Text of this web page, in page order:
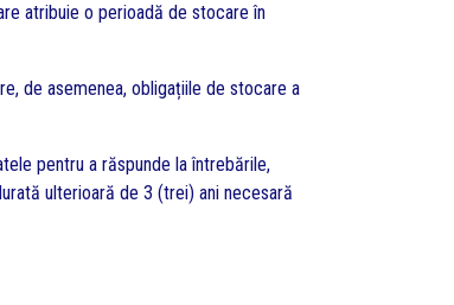
atribuie o perioadă de stocare în
de asemenea, obligațiile de stocare a
pentru a răspunde la întrebările,
ulterioară de 3 (trei) ani necesară